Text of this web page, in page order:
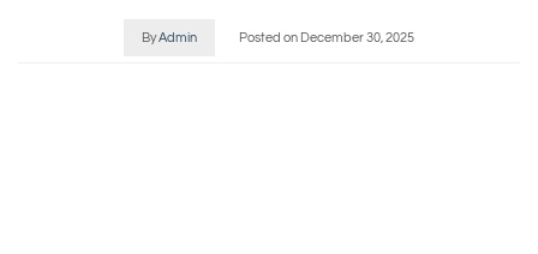
ByAdmin Posted on December 30, 2025